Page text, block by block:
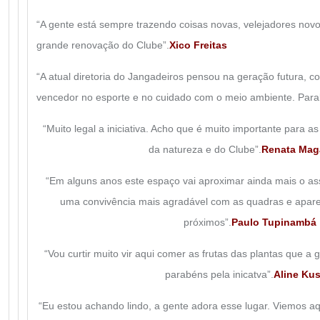
“A gente está sempre trazendo coisas novas, velejadores
grande renovação do Clube”. Xico Freitas
“A atual diretoria do Jangadeiros pensou na geração futura,
vencedor no esporte e no cuidado com o meio ambiente.
“Muito legal a iniciativa. Acho que é muito importante para
da natureza e do Clube”. Renata
“Em alguns anos este espaço vai aproximar ainda mais o
uma convivência mais agradável com as quadras e
próximos”. Paulo Tupinambá
“Vou curtir muito vir aqui comer as frutas das plantas que a
parabéns pela inicatva”. Aline
“Eu estou achando lindo, a gente adora esse lugar. Viemos